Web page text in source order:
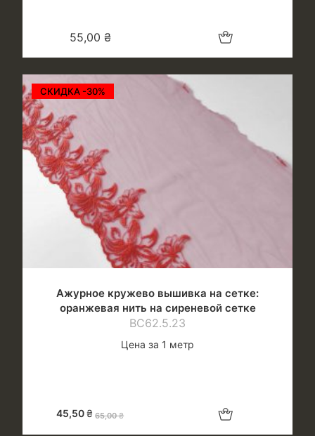
55,00 ₴ Добавить в корзину
СКИДКА -30%
Ажурное кружево вышивка на сетке:
оранжевая нить на сиреневой сетке
ВС62.5.23
Цена за 1 метр
65,00₴
45,50₴ Добавить в корзину